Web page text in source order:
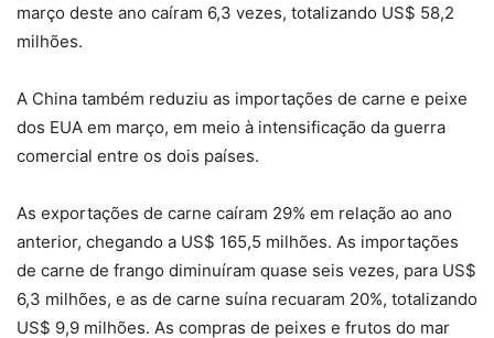
março deste ano caíram 6,3 vezes, totalizando US$ 58,2
milhões.
A China também reduziu as importações de carne e peixe
dos EUA em março, em meio à intensificação da guerra
comercial entre os dois países.
As exportações de carne caíram 29% em relação ao ano
anterior, chegando a US$ 165,5 milhões. As importações
de carne de frango diminuíram quase seis vezes, para US$
6,3 milhões, e as de carne suína recuaram 20%, totalizando
US$ 9,9 milhões. As compras de peixes e frutos do mar